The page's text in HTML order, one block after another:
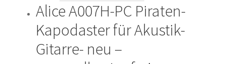
Alice A007H-PC Piraten-
Kapodaster für Akustik-
Gitarre- neu –